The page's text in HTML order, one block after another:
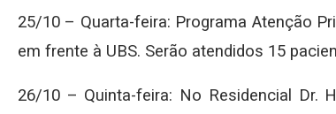
25/10 – Quarta-feira: Programa Atenção
em frente à UBS. Serão atendidos 15
26/10 – Quinta-feira: No Residencial Dr.